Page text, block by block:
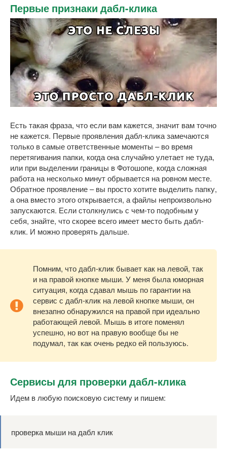
Первые признаки дабл-клика
Есть такая фраза, что если вам кажется, значит вам точно
не кажется. Первые проявления дабл-клика замечаются
только в самые ответственные моменты – во время
перетягивания папки, когда она случайно улетает не туда,
или при выделении границы в Фотошопе, когда сложная
работа на несколько минут обрывается на ровном месте.
Обратное проявление – вы просто хотите выделить папку,
а она вместо этого открывается, а файлы непроизвольно
запускаются. Если столкнулись с чем-то подобным у
себя, знайте, что скорее всего имеет место быть дабл-
клик. И можно проверять дальше.
Помним, что дабл-клик бывает как на левой, так
и на правой кнопке мыши. У меня была юморная
ситуация, когда сдавал мышь по гарантии на
сервис с дабл-клик на левой кнопке мыши, он
внезапно обнаружился на правой при идеально
работающей левой. Мышь в итоге поменял
успешно, но вот на правую вообще бы не
подумал, так как очень редко ей пользуюсь.
Сервисы для проверки дабл-клика
Идем в любую поисковую систему и пишем:
проверка мыши на дабл клик